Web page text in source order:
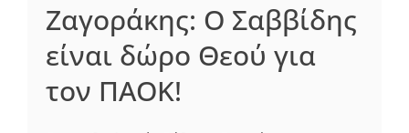
Ζαγοράκης: Ο Σαββίδης
είναι δώρο Θεού για
τον ΠΑΟΚ!